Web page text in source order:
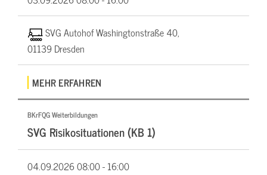
SVG Autohof Washingtonstraße 40,
01139 Dresden
MEHR ERFAHREN
BKrFQG Weiterbildungen
SVG Risikosituationen (KB 1)
04.09.202608:00 - 16:00